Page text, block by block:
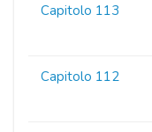
Capitolo 113
Capitolo 112